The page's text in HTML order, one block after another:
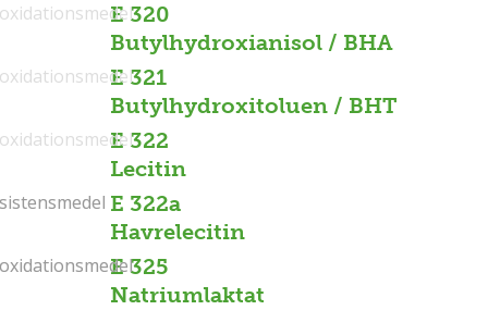
E 320
Butylhydroxianisol / BHA
E 321
Butylhydroxitoluen / BHT
E 322
Lecitin
E 322a
Havrelecitin
E 325
Natriumlaktat